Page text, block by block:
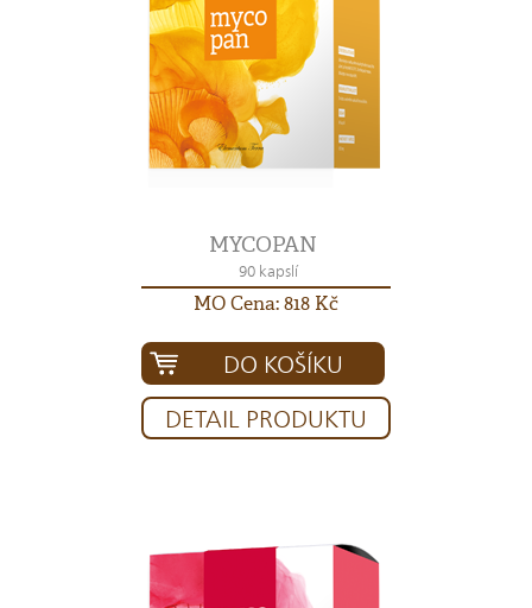
MYCOPAN
90 kapslí
MO Cena: 818 Kč
DO KOŠÍKU
DETAIL PRODUKTU